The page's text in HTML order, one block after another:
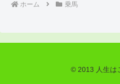
ホーム 乗馬
© 2013 人生は